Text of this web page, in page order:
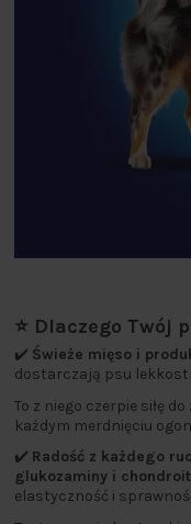
⭐ Dlaczego Twój
✔️ Świeże mięso i
dostarczają psu
To z niego czerpie siłę
każdym merdnięciu
✔️ Radość z każdego
glukozaminy i
elastyczność i